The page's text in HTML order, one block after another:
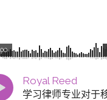
Royal Reed